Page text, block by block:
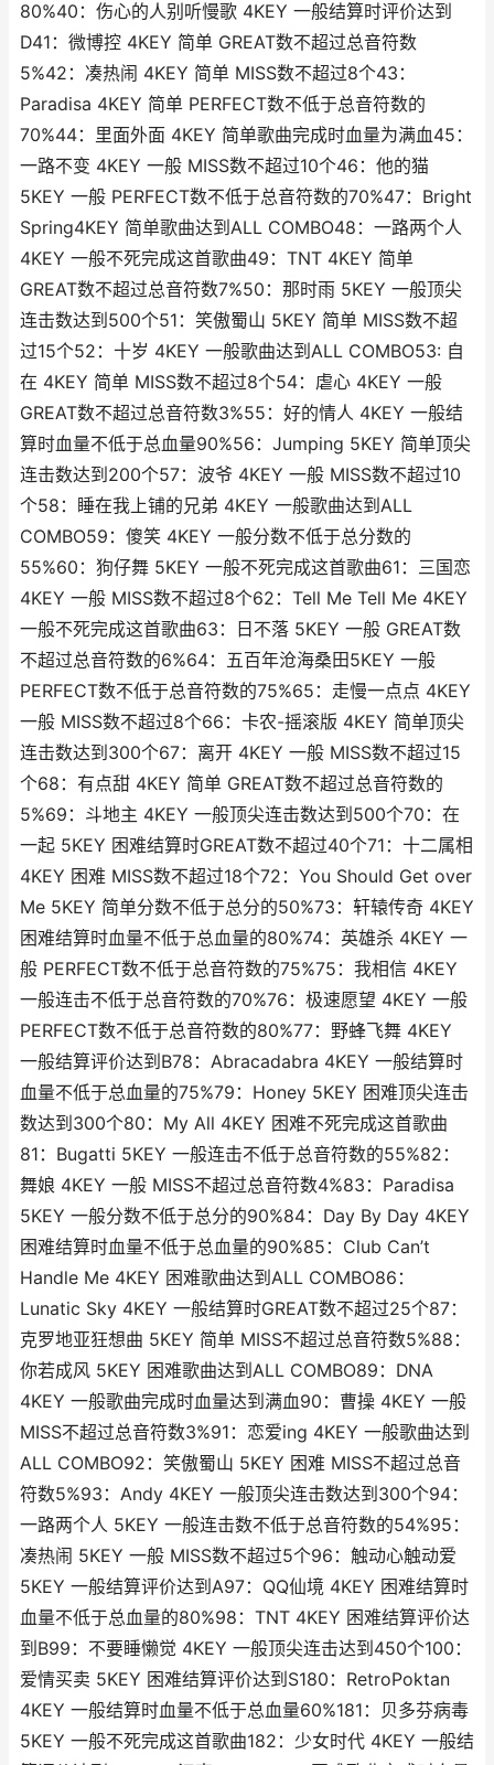
80%40：伤心的人别听慢歌 4KEY 一般结算时评价达到
D41：微博控 4KEY 简单 GREAT数不超过总音符数
5%42：凑热闹 4KEY 简单 MISS数不超过8个43：
Paradisa 4KEY 简单 PERFECT数不低于总音符数的
70%44：里面外面 4KEY 简单歌曲完成时血量为满血45：
一路不变 4KEY 一般 MISS数不超过10个46：他的猫
5KEY 一般 PERFECT数不低于总音符数的70%47：Bright
Spring4KEY 简单歌曲达到ALL COMBO48：一路两个人
4KEY 一般不死完成这首歌曲49：TNT 4KEY 简单
GREAT数不超过总音符数7%50：那时雨 5KEY 一般顶尖
连击数达到500个51：笑傲蜀山 5KEY 简单 MISS数不超
过15个52：十岁 4KEY 一般歌曲达到ALL COMBO53: 自
在 4KEY 简单 MISS数不超过8个54：虐心 4KEY 一般
GREAT数不超过总音符数3%55：好的情人 4KEY 一般结
算时血量不低于总血量90%56：Jumping 5KEY 简单顶尖
连击数达到200个57：波爷 4KEY 一般 MISS数不超过10
个58：睡在我上铺的兄弟 4KEY 一般歌曲达到ALL
COMBO59：傻笑 4KEY 一般分数不低于总分数的
55%60：狗仔舞 5KEY 一般不死完成这首歌曲61：三国恋
4KEY 一般 MISS数不超过8个62：Tell Me Tell Me 4KEY
一般不死完成这首歌曲63：日不落 5KEY 一般 GREAT数
不超过总音符数的6%64：五百年沧海桑田5KEY 一般
PERFECT数不低于总音符数的75%65：走慢一点点 4KEY
一般 MISS数不超过8个66：卡农-摇滚版 4KEY 简单顶尖
连击数达到300个67：离开 4KEY 一般 MISS数不超过15
个68：有点甜 4KEY 简单 GREAT数不超过总音符数的
5%69：斗地主 4KEY 一般顶尖连击数达到500个70：在
一起 5KEY 困难结算时GREAT数不超过40个71：十二属相
4KEY 困难 MISS数不超过18个72：You Should Get over
Me 5KEY 简单分数不低于总分的50%73：轩辕传奇 4KEY
困难结算时血量不低于总血量的80%74：英雄杀 4KEY 一
般 PERFECT数不低于总音符数的75%75：我相信 4KEY
一般连击不低于总音符数的70%76：极速愿望 4KEY 一般
PERFECT数不低于总音符数的80%77：野蜂飞舞 4KEY
一般结算评价达到B78：Abracadabra 4KEY 一般结算时
血量不低于总血量的75%79：Honey 5KEY 困难顶尖连击
数达到300个80：My All 4KEY 困难不死完成这首歌曲
81：Bugatti 5KEY 一般连击不低于总音符数的55%82：
舞娘 4KEY 一般 MISS不超过总音符数4%83：Paradisa
5KEY 一般分数不低于总分的90%84：Day By Day 4KEY
困难结算时血量不低于总血量的90%85：Club Can’t
Handle Me 4KEY 困难歌曲达到ALL COMBO86：
Lunatic Sky 4KEY 一般结算时GREAT数不超过25个87：
克罗地亚狂想曲 5KEY 简单 MISS不超过总音符数5%88：
你若成风 5KEY 困难歌曲达到ALL COMBO89：DNA
4KEY 一般歌曲完成时血量达到满血90：曹操 4KEY 一般
MISS不超过总音符数3%91：恋爱ing 4KEY 一般歌曲达到
ALL COMBO92：笑傲蜀山 5KEY 困难 MISS不超过总音
符数5%93：Andy 4KEY 一般顶尖连击数达到300个94：
一路两个人 5KEY 一般连击数不低于总音符数的54%95：
凑热闹 5KEY 一般 MISS数不超过5个96：触动心触动爱
5KEY 一般结算评价达到A97：QQ仙境 4KEY 困难结算时
血量不低于总血量的80%98：TNT 4KEY 困难结算评价达
到B99：不要睡懒觉 4KEY 一般顶尖连击达到450个100：
爱情买卖 5KEY 困难结算评价达到S180：RetroPoktan
4KEY 一般结算时血量不低于总血量60%181：贝多芬病毒
5KEY 一般不死完成这首歌曲182：少女时代 4KEY 一般结